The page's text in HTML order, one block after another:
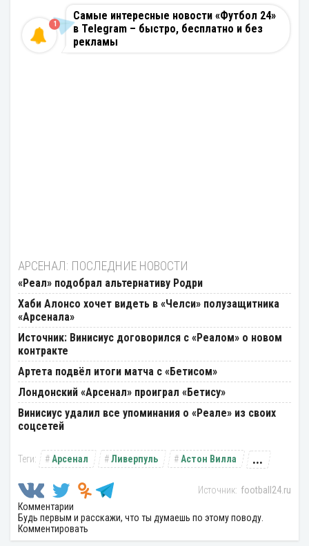
Самые интересные новости «Футбол 24»
в Telegram – быстро, бесплатно и без
рекламы
1
АРСЕНАЛ: ПОСЛЕДНИЕ НОВОСТИ
«Реал» подобрал альтернативу Родри
Хаби Алонсо хочет видеть в «Челси» полузащитника
«Арсенала»
Источник: Винисиус договорился с «Реалом» о новом
контракте
Артета подвёл итоги матча с «Бетисом»
Лондонский «Арсенал» проиграл «Бетису»
Винисиус удалил все упоминания о «Реале» из своих
соцсетей
Арсенал Ливерпуль Астон Вилла ...
football24.ru
Комментарии
Будь первым и расскажи, что ты думаешь по этому поводу.
Комментировать